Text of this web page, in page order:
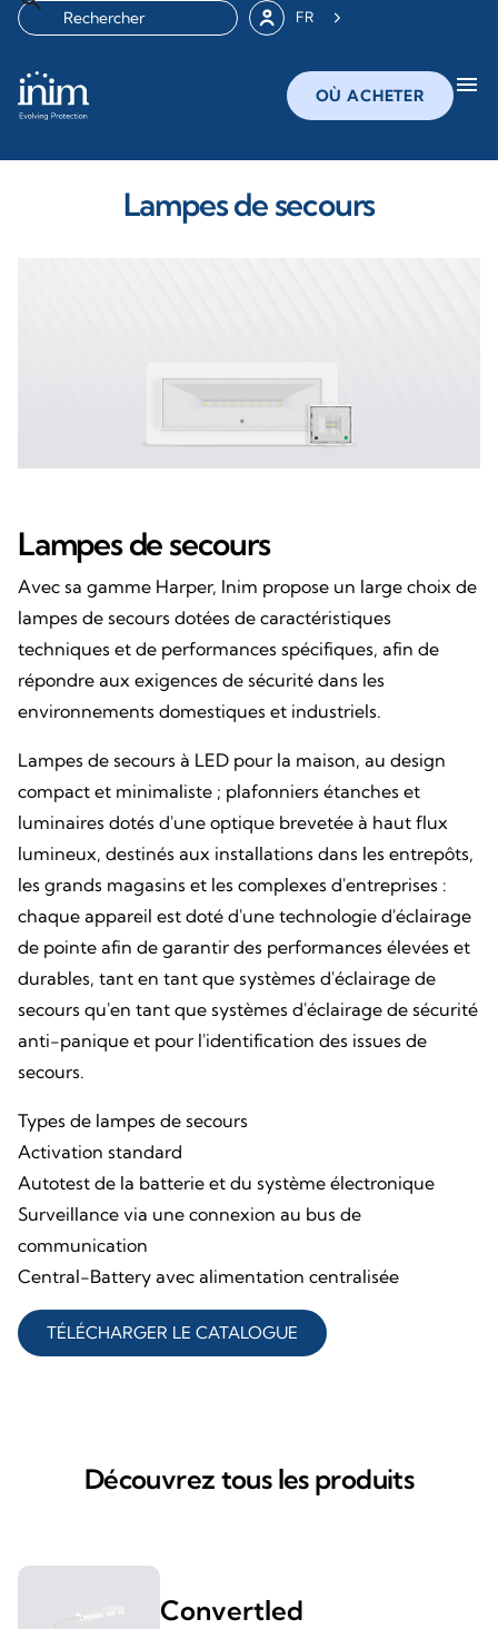
FR
OÙ ACHETER menu
Lampes de secours
Lampes de secours
Avec sa gamme Harper, Inim propose un large choix de
lampes de secours dotées de caractéristiques
techniques et de performances spécifiques, afin de
répondre aux exigences de sécurité dans les
environnements domestiques et industriels.
Lampes de secours à LED pour la maison, au design
compact et minimaliste ; plafonniers étanches et
luminaires dotés d'une optique brevetée à haut flux
lumineux, destinés aux installations dans les entrepôts,
les grands magasins et les complexes d'entreprises :
chaque appareil est doté d'une technologie d'éclairage
de pointe afin de garantir des performances élevées et
durables, tant en tant que systèmes d'éclairage de
secours qu'en tant que systèmes d'éclairage de sécurité
anti-panique et pour l'identification des issues de
secours.
Types de lampes de secours
Activation standard
Autotest de la batterie et du système électronique
Surveillance via une connexion au bus de
communication
Central-Battery avec alimentation centralisée
TÉLÉCHARGER LE CATALOGUE
Découvrez tous les produits
Convertled